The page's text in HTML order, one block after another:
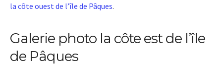
la côte ouest de l’île de Pâques.
Galerie photo la côte est de l’île
de Pâques